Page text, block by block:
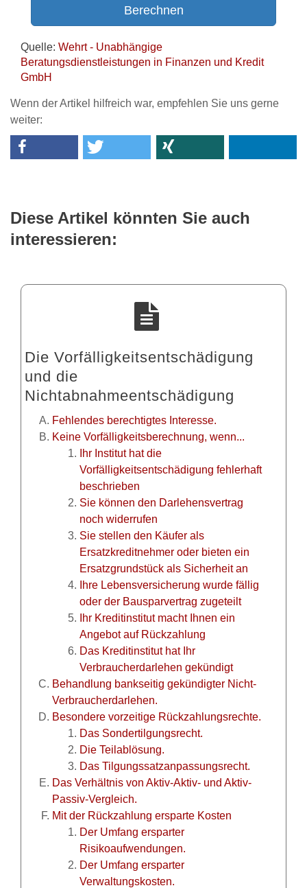
Wenn der Artikel hilfreich war, empfehlen Sie uns gerne
weiter:
Diese Artikel könnten Sie auch
interessieren:
Die Vorfälligkeitsentschädigung
und die
Nichtabnahmeentschädigung
Fehlendes berechtigtes Interesse.
Keine Vorfälligkeitsberechnung, wenn...
Ihr Institut hat die
Vorfälligkeitsentschädigung fehlerhaft
beschrieben
Sie können den Darlehensvertrag
noch widerrufen
Sie stellen den Käufer als
Ersatzkreditnehmer oder bieten ein
Ersatzgrundstück als Sicherheit an
Ihre Lebensversicherung wurde fällig
oder der Bausparvertrag zugeteilt
Ihr Kreditinstitut macht Ihnen ein
Angebot auf Rückzahlung
Das Kreditinstitut hat Ihr
Verbraucherdarlehen gekündigt
Behandlung bankseitig gekündigter Nicht-
Verbraucherdarlehen.
Besondere vorzeitige Rückzahlungsrechte.
Das Sondertilgungsrecht.
Die Teilablösung.
Das Tilgungssatzanpassungsrecht.
Das Verhältnis von Aktiv-Aktiv- und Aktiv-
Passiv-Vergleich.
Mit der Rückzahlung ersparte Kosten
Der Umfang ersparter
Risikoaufwendungen.
Der Umfang ersparter
Verwaltungskosten.